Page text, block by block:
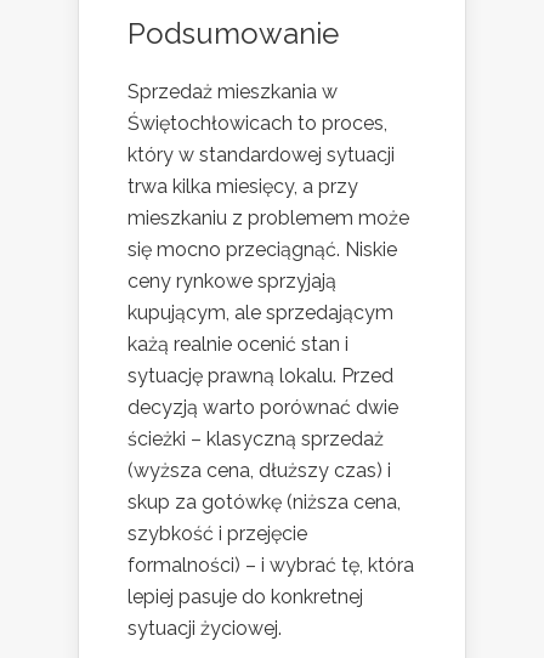
Podsumowanie
Sprzedaż mieszkania w
Świętochłowicach to proces,
który w standardowej sytuacji
trwa kilka miesięcy, a przy
mieszkaniu z problemem może
się mocno przeciągnąć. Niskie
ceny rynkowe sprzyjają
kupującym, ale sprzedającym
każą realnie ocenić stan i
sytuację prawną lokalu. Przed
decyzją warto porównać dwie
ścieżki – klasyczną sprzedaż
(wyższa cena, dłuższy czas) i
skup za gotówkę (niższa cena,
szybkość i przejęcie
formalności) – i wybrać tę, która
lepiej pasuje do konkretnej
sytuacji życiowej.